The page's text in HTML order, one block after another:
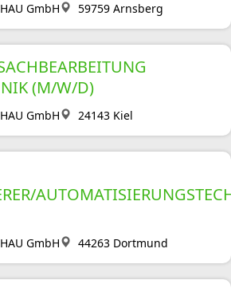
GmbH 59759 Arnsberg
(M/W/D)
GmbH 24143 Kiel
GmbH 44263 Dortmund